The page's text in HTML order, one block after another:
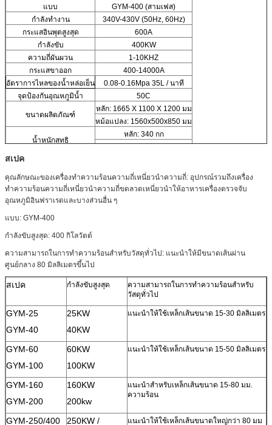
แบบ
GYM-400 (สามเฟส)
กำลังทำงาน
340V-430V (50Hz, 60Hz)
กระแสอินพุตสูงสุด
600A
กำลังขับ
400KW
ความถี่ผันผวน
1-10KHZ
กระแสขาออก
400-14000A
อัตราการไหลของน้ำหล่อเย็น
0.08-0.16Mpa 35L / นาที
จุดป้องกันอุณหภูมิน้ำ
50C
ขนาดผลิตภัณฑ์
หลัก: 1665 X 1100 X 1200 มม
หม้อแปลง: 1560x500x850 มม
น้ำหนักสุทธิ
หลัก: 340 กก
หม้อแปลง: 190 กก
สเปค
คุณลักษณะของเครื่องทำความร้อนความถี่เหนี่ยวนำความถี่: อุปกรณ์รวมถึงเครื่อง
ทำความร้อนความถี่เหนี่ยวนำความถี่ขดลวดเหนี่ยวนำให้อาหารเครื่องตรวจจับ
อุณหภูมิอินฟราเรดและบางส่วนอื่น ๆ
แบบ: GYM-400
กำลังขับสูงสุด: 400 กิโลวัตต์
ความสามารถในการทำความร้อนสำหรับวัสดุทั่วไป: แนะนำให้มีขนาดเส้นผ่าน
ศูนย์กลาง 80 มิลลิเมตรขึ้นไป
สเปค กำลังขับสูงสุด
ความสามารถในการทำความร้อนสำหรับ
วัสดุทั่วไป
GYM-25
GYM-40
25KW
40KW
แนะนำให้ใช้เหล็กเส้นขนาด 15-30 มิลลิเมตร
GYM-60
GYM-100
60KW
100KW
แนะนำให้ใช้เหล็กเส้นขนาด 15-50 มิลลิเมตร
GYM-160
GYM-200
160KW
200kw
แนะนำสำหรับเหล็กเส้นขนาด 15-80 มม.
ความร้อน
GYM-250/400
250KW /
แนะนำให้ใช้เหล็กเส้นขนาดใหญ่กว่า 80 มม